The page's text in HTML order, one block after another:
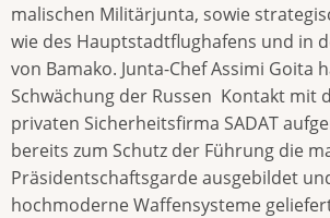
malischen Militärjunta, sowie
wie des Hauptstadtflughafens und in
von Bamako. Junta-Chef Assimi Goita
Schwächung der Russen Kontakt mit
privaten Sicherheitsfirma SADAT
bereits zum Schutz der Führung die
Präsidentschaftsgarde ausgebildet
hochmoderne Waffensysteme